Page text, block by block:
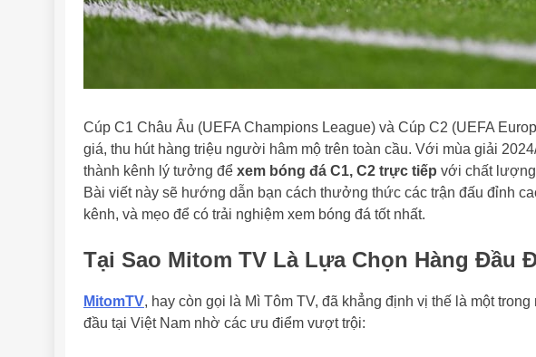
Cúp C1 Châu Âu (UEFA Champions League) và Cúp C2 (UEFA
giá, thu hút hàng triệu người hâm mộ trên toàn cầu. Với mùa giải
thành kênh lý tưởng để xem bóng đá C1, C2 trực tiếp với chất
Bài viết này sẽ hướng dẫn bạn cách thưởng thức các trận đấu đỉnh
kênh, và mẹo để có trải nghiệm xem bóng đá tốt nhất.
Tại Sao Mitom TV Là Lựa Chọn Hàng Đầu
MitomTV, hay còn gọi là Mì Tôm TV, đã khẳng định vị thế là một
đầu tại Việt Nam nhờ các ưu điểm vượt trội: